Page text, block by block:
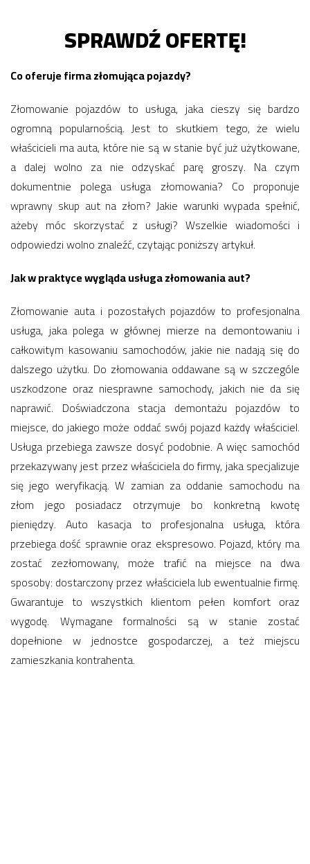
SPRAWDŹ OFERTĘ!
Co oferuje firma złomująca pojazdy?
Złomowanie pojazdów to usługa, jaka cieszy się bardzo
ogromną popularnością. Jest to skutkiem tego, że wielu
właścicieli ma auta, które nie są w stanie być już użytkowane,
a dalej wolno za nie odzyskać parę groszy. Na czym
dokumentnie polega usługa złomowania? Co proponuje
wprawny skup aut na złom? Jakie warunki wypada spełnić,
ażeby móc skorzystać z usługi? Wszelkie wiadomości i
odpowiedzi wolno znaleźć, czytając poniższy artykuł.
Jak w praktyce wygląda usługa złomowania aut?
Złomowanie auta i pozostałych pojazdów to profesjonalna
usługa, jaka polega w głównej mierze na demontowaniu i
całkowitym kasowaniu samochodów, jakie nie nadają się do
dalszego użytku. Do złomowania oddawane są w szczególe
uszkodzone oraz niesprawne samochody, jakich nie da się
naprawić. Doświadczona stacja demontażu pojazdów to
miejsce, do jakiego może oddać swój pojazd każdy właściciel.
Usługa przebiega zawsze dosyć podobnie. A więc samochód
przekazywany jest przez właściciela do firmy, jaka specjalizuje
się jego weryfikacją. W zamian za oddanie samochodu na
złom jego posiadacz otrzymuje bo konkretną kwotę
pieniędzy. Auto kasacja to profesjonalna usługa, która
przebiega dość sprawnie oraz ekspresowo. Pojazd, który ma
zostać zezłomowany, może trafić na miejsce na dwa
sposoby: dostarczony przez właściciela lub ewentualnie firmę.
Gwarantuje to wszystkich klientom pełen komfort oraz
wygodę. Wymagane formalności są w stanie zostać
dopełnione w jednostce gospodarczej, a też miejscu
zamieszkania kontrahenta.